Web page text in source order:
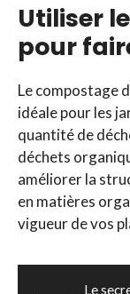
Utiliser
pour
Le compostage
idéale pour les
quantité de
déchets
améliorer la
en matières
vigueur de vos
Le